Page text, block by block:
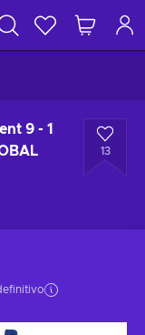
9 - 1
13